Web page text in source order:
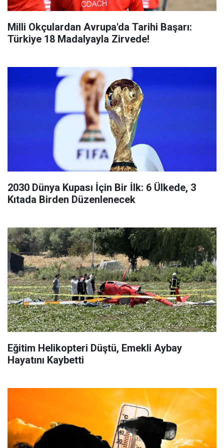
Milli Okçulardan Avrupa'da Tarihi Başarı:
Türkiye 18 Madalyayla Zirvede!
2030 Dünya Kupası İçin Bir İlk: 6 Ülkede, 3
Kıtada Birden Düzenlenecek
Eğitim Helikopteri Düştü, Emekli Aybay
Hayatını Kaybetti